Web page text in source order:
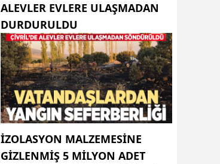
ALEVLER EVLERE ULAŞMADAN
DURDURULDU
İZOLASYON MALZEMESINE
GIZLENMIŞ 5 MILYON ADET